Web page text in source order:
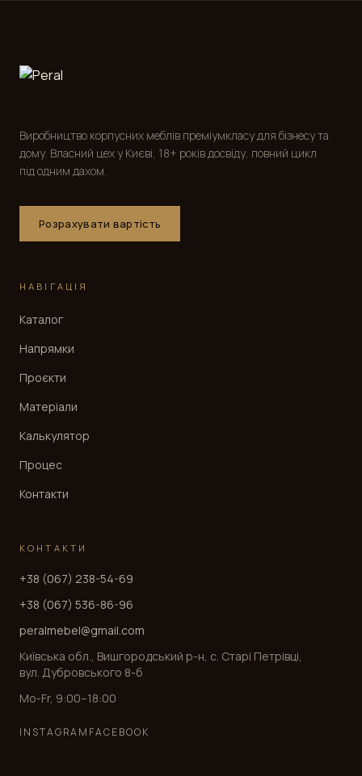
Виробництво корпусних меблів преміумкласу для бізнесу та
дому. Власний цех у Києві, 18+ років досвіду, повний цикл
під одним дахом.
Розрахувати вартість
НАВІГАЦІЯ
Каталог
Напрямки
Проєкти
Матеріали
Калькулятор
Процес
Контакти
КОНТАКТИ
+38 (067) 238-54-69
+38 (067) 536-86-96
peralmebel@gmail.com
Київська обл., Вишгородський р-н, с. Старі Петрівці,
вул. Дубровського 8-б
Mo-Fr, 9:00–18:00
INSTAGRAM FACEBOOK